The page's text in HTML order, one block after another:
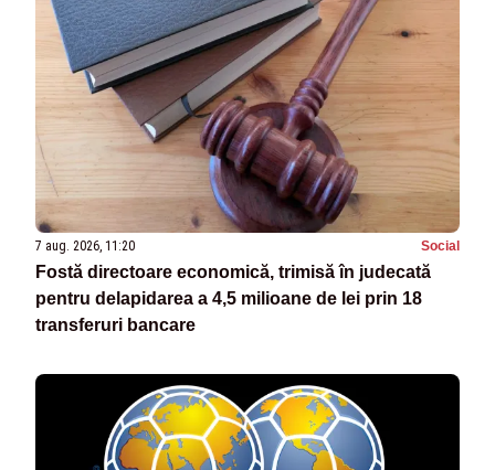
7 aug. 2026, 11:20 Social
Fostă directoare economică, trimisă în judecată
pentru delapidarea a 4,5 milioane de lei prin 18
transferuri bancare